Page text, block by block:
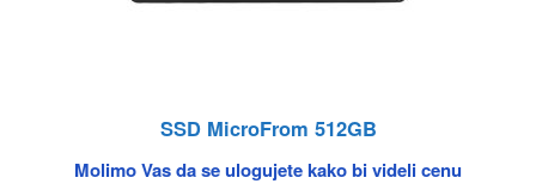
SSD MicroFrom 512GB
Molimo Vas da se ulogujete kako bi videli cenu